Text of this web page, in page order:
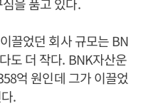
끌었던 회사 규모는 BN
도 더 작다. BNK자산운
억 원인데 그가 이끌었
.